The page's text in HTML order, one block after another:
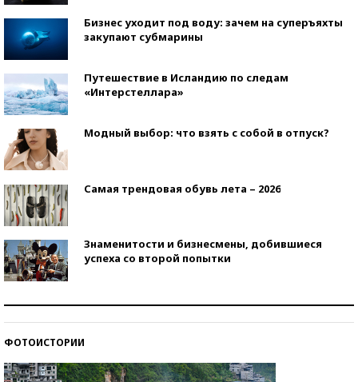
Бизнес уходит под воду: зачем на суперъяхты
закупают субмарины
Путешествие в Исландию по следам
«Интерстеллара»
Модный выбор: что взять с собой в отпуск?
Самая трендовая обувь лета – 2026
Знаменитости и бизнесмены, добившиеся
успеха со второй попытки
ФОТОИСТОРИИ